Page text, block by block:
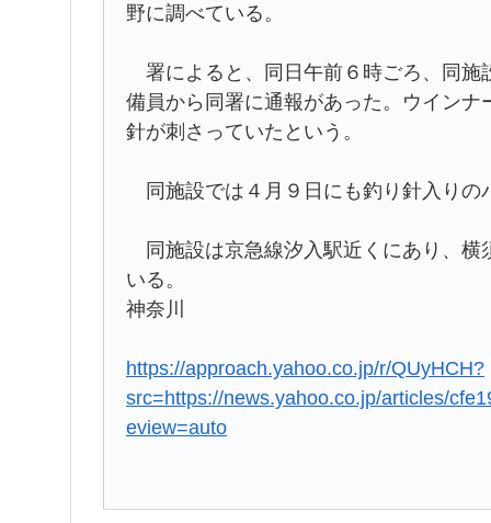
野に調べている。
署によると、同日午前６時ごろ、同施
備員から同署に通報があった。ウイン
針が刺さっていたという。
同施設では４月９日にも釣り針入りの
同施設は京急線汐入駅近くにあり、横
いる。
神奈川
https://approach.yahoo.co.jp/r/QUyHCH?
src=https://news.yahoo.co.jp/articles/
eview=auto